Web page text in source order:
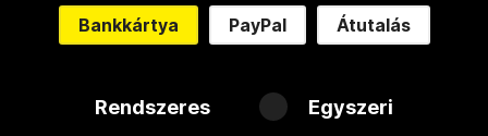
Bankkártya PayPal Átutalás
Rendszeres Egyszeri